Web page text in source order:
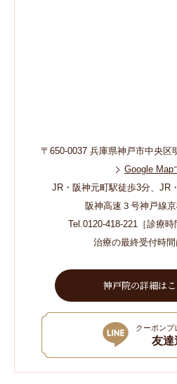
〒650-0037 兵庫県神戸市中央区
Google Map
JR・阪神元町駅徒歩3分、JR
阪神高速３号神戸線
Tel.0120-418-221［診療
治療の最終受付時
神戸院の詳細は
クーポンプ
友達